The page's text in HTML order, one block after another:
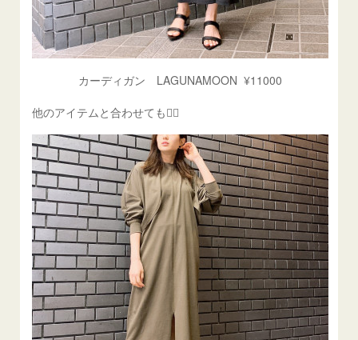
カーディガン LAGUNAMOON ¥11000
他のアイテムと合わせても🙆‍♀️